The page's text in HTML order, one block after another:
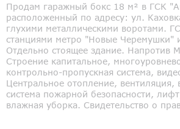
Продам гаражный бокс 18 м² в ГСК
расположенный по адресу: ул.
глухими металлическими воротами.
станциями метро "Новые Черемушки"
Отдельно стоящее здание.
Строение капитальное,
контрольно-пропускная система,
Центральное отопление, вентиляция,
система пожарной безопасности,
влажная уборка. Свидетельство о